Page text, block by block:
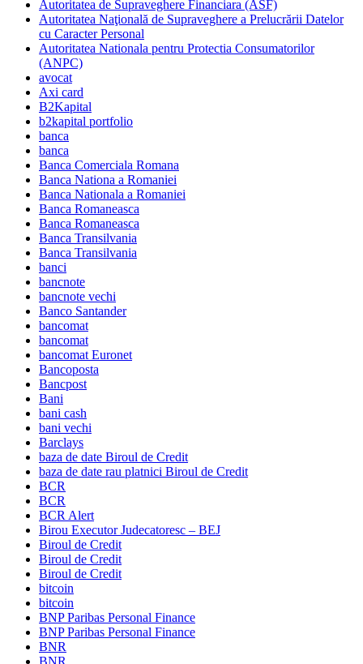
Autoritatea de Supraveghere Financiara (ASF)
Autoritatea Naţională de Supraveghere a Prelucrării Datelor
cu Caracter Personal
Autoritatea Nationala pentru Protectia Consumatorilor
(ANPC)
avocat
Axi card
B2Kapital
b2kapital portfolio
banca
banca
Banca Comerciala Romana
Banca Nationa a Romaniei
Banca Nationala a Romaniei
Banca Romaneasca
Banca Romaneasca
Banca Transilvania
Banca Transilvania
banci
bancnote
bancnote vechi
Banco Santander
bancomat
bancomat
bancomat Euronet
Bancoposta
Bancpost
Bani
bani cash
bani vechi
Barclays
baza de date Biroul de Credit
baza de date rau platnici Biroul de Credit
BCR
BCR
BCR Alert
Birou Executor Judecatoresc – BEJ
Biroul de Credit
Biroul de Credit
Biroul de Credit
bitcoin
bitcoin
BNP Paribas Personal Finance
BNP Paribas Personal Finance
BNR
BNR